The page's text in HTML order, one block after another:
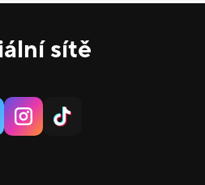
sítě